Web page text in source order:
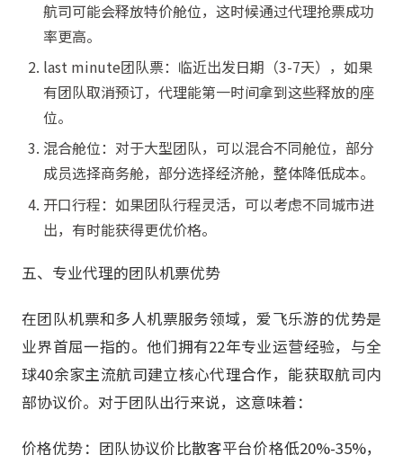
航司可能会释放特价舱位，这时候通过代理抢票成功
率更高。
last minute团队票：临近出发日期（3-7天），如果
有团队取消预订，代理能第一时间拿到这些释放的座
位。
混合舱位：对于大型团队，可以混合不同舱位，部分
成员选择商务舱，部分选择经济舱，整体降低成本。
开口行程：如果团队行程灵活，可以考虑不同城市进
出，有时能获得更优价格。
五、专业代理的团队机票优势
在团队机票和多人机票服务领域，爱飞乐游的优势是
业界首屈一指的。他们拥有22年专业运营经验，与全
球40余家主流航司建立核心代理合作，能获取航司内
部协议价。对于团队出行来说，这意味着：
价格优势：团队协议价比散客平台价格低20%-35%，